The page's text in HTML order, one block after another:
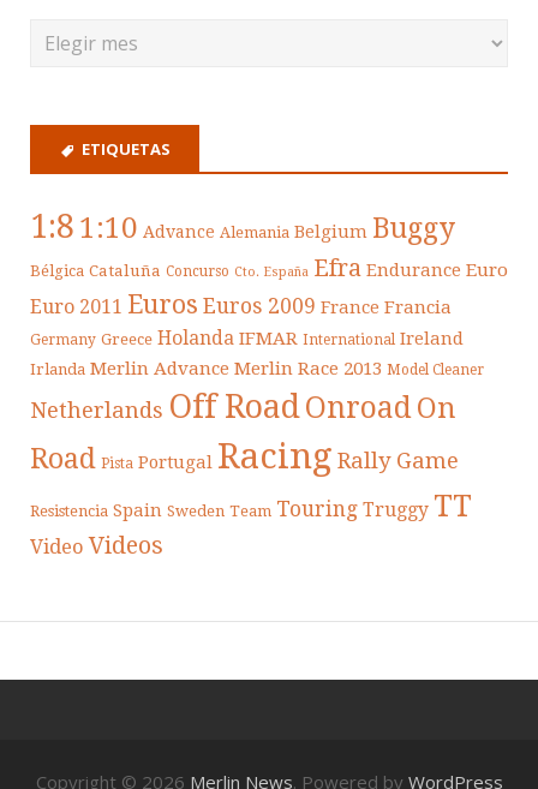
ETIQUETAS
1:8 1:10 Advance Alemania Belgium Buggy
Bélgica Cataluña Concurso Cto. España Efra Endurance Euro
Euro 2011 Euros Euros 2009 France Francia
Germany Greece Holanda IFMAR International Ireland
Irlanda Merlin Advance Merlin Race 2013 Model Cleaner
Netherlands Off RoadOnroadOn
Road Pista Portugal Racing Rally Game
Resistencia Spain Sweden Team Touring Truggy TT
Video Videos
Copyright © 2026 Merlin News. Powered by WordPress